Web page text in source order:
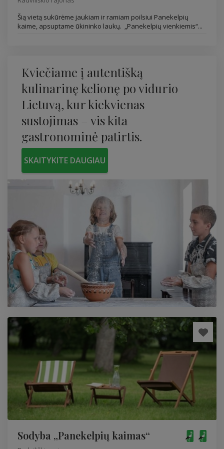
Šią vietą sukūrėme jaukiam ir ramiam poilsiui Panekelpių
kaime, apsuptame ūkininko laukų. „Panekelpių vienkiemis“...
Kviečiame į autentišką
kulinarinę kelionę po vidurio
Lietuvą, kur kiekvienas
sustojimas – vis kita
gastronominė patirtis.
SKAITYKITE DAUGIAU
Sodyba „Panekelpių kaimas“